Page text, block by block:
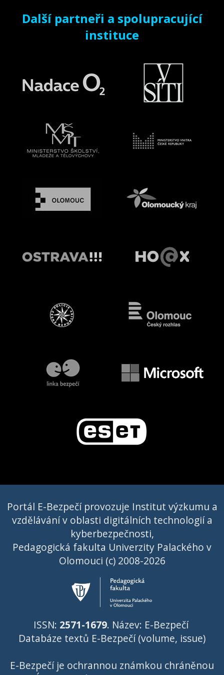
Další partneři a spolupracující
instituce
Portál E-Bezpečí provozuje Institut výzkumu a
vzdělávání v oblasti digitálních technologií a
kyberbezpečnosti,
Pedagogická fakulta Univerzity Palackého v
Olomouci (c) 2008-2026
ISSN: 2571-1679. Název: E-Bezpečí
Databáze textů E-Bezpečí (volume, issue)
E-Bezpečí je ochrannou známkou chráněnou